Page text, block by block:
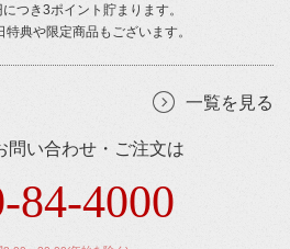
つき3ポイント貯まります。
特典や限定商品もございます。
一覧を見る
問い合わせ・ご注文は
84-4000